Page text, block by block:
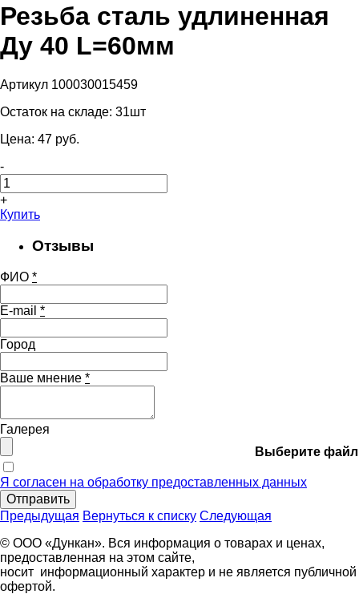
Резьба сталь удлиненная
Ду 40 L=60мм
Артикул 100030015459
Остаток на складе: 31шт
Цена: 47 pуб.
-
+
Купить
Отзывы
ФИО *
E-mail *
Город
Ваше мнение *
Галерея
Выберите файл
Я согласен на обработку предоставленных данных
Отправить
Предыдущая Вернуться к списку Следующая
© ООО «Дункан». Вся информация о товарах и ценах,
предоставленная на этом сайте,
носит информационный характер и не является публичной
офертой.